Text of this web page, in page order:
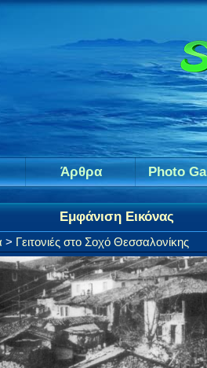
Άρθρα Photo
Εμφάνιση Εικόνας
> Γειτονιές στο Σοχό Θεσσαλονίκης